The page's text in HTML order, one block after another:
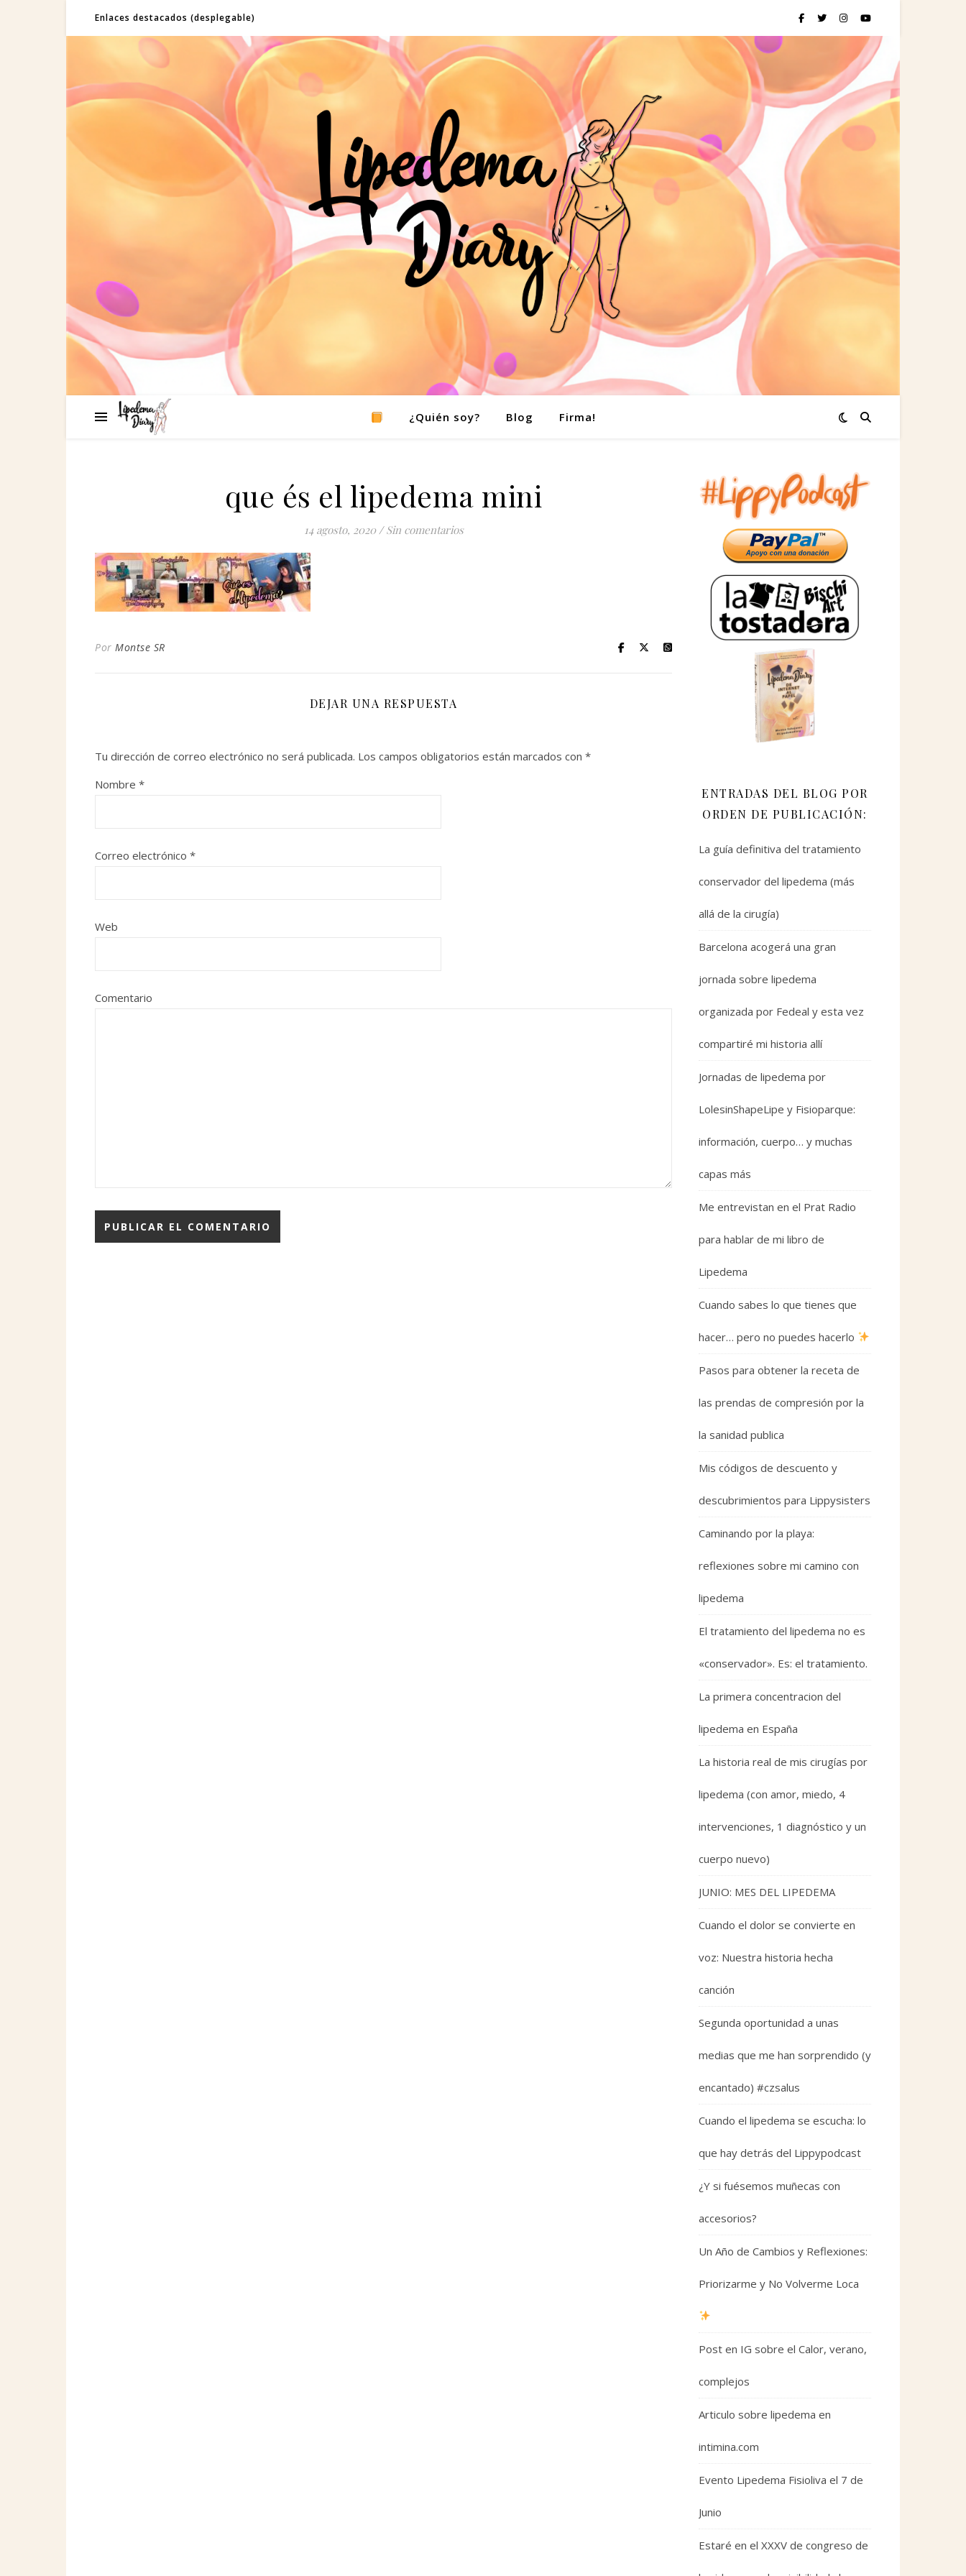
Enlaces destacados (desplegable)
¿Quién soy? Blog Firma!
que és el lipedema mini
14 agosto, 2020 / Sin comentarios
Por Montse SR
DEJAR UNA RESPUESTA
Tu dirección de correo electrónico no será publicada. Los campos obligatorios están marcados con *
Nombre *
Correo electrónico *
Web
Comentario
ENTRADAS DEL BLOG POR
ORDEN DE PUBLICACIÓN:
La guía definitiva del tratamiento
conservador del lipedema (más
allá de la cirugía)
Barcelona acogerá una gran
jornada sobre lipedema
organizada por Fedeal y esta vez
compartiré mi historia allí
Jornadas de lipedema por
LolesinShapeLipe y Fisioparque:
información, cuerpo… y muchas
capas más
Me entrevistan en el Prat Radio
para hablar de mi libro de
Lipedema
Cuando sabes lo que tienes que
hacer… pero no puedes hacerlo
Pasos para obtener la receta de
las prendas de compresión por la
la sanidad publica
Mis códigos de descuento y
descubrimientos para Lippysisters
Caminando por la playa:
reflexiones sobre mi camino con
lipedema
El tratamiento del lipedema no es
«conservador». Es: el tratamiento.
La primera concentracion del
lipedema en España
La historia real de mis cirugías por
lipedema (con amor, miedo, 4
intervenciones, 1 diagnóstico y un
cuerpo nuevo)
JUNIO: MES DEL LIPEDEMA
Cuando el dolor se convierte en
voz: Nuestra historia hecha
canción
Segunda oportunidad a unas
medias que me han sorprendido (y
encantado) #czsalus
Cuando el lipedema se escucha: lo
que hay detrás del Lippypodcast
¿Y si fuésemos muñecas con
accesorios?
Un Año de Cambios y Reflexiones:
Priorizarme y No Volverme Loca
Post en IG sobre el Calor, verano,
complejos
Articulo sobre lipedema en
intimina.com
Evento Lipedema Fisioliva el 7 de
Junio
Estaré en el XXXV de congreso de